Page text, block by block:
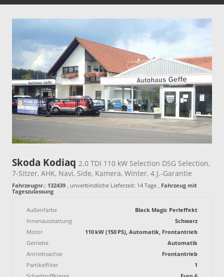
Skoda Kodiaq 2.0 TDI 110 kW Selection DSG Selection,
7-Sitzer, AHK, Navi, Side, Kamera, Winter, 4 J.-Garantie
Fahrzeugnr.: 132439 , unverbindliche Lieferzeit: 14 Tage , Fahrzeug mit
Tageszulassung
Außenfarbe
Black Magic Perleffekt
Innenausstattung
Schwarz
Motor
110 kW (150 PS), Automatik, Frontantrieb
Getriebe
Automatik
Antriebsachse
Frontantrieb
Partikelfilter
1